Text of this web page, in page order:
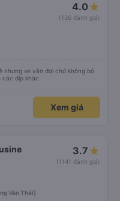
4.0
(136 đánh giá)
nhưng xe vẫn đợi chứ không bỏ
các dịp khác
Xem giá
3.7
(1141 đánh giá)
Văn Thái)